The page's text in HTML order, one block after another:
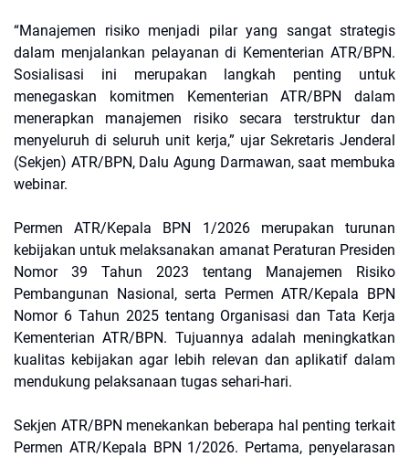
“Manajemen risiko menjadi pilar yang sangat strategis
dalam menjalankan pelayanan di Kementerian ATR/BPN.
Sosialisasi ini merupakan langkah penting untuk
menegaskan komitmen Kementerian ATR/BPN dalam
menerapkan manajemen risiko secara terstruktur dan
menyeluruh di seluruh unit kerja,” ujar Sekretaris Jenderal
(Sekjen) ATR/BPN, Dalu Agung Darmawan, saat membuka
webinar.
Permen ATR/Kepala BPN 1/2026 merupakan turunan
kebijakan untuk melaksanakan amanat Peraturan Presiden
Nomor 39 Tahun 2023 tentang Manajemen Risiko
Pembangunan Nasional, serta Permen ATR/Kepala BPN
Nomor 6 Tahun 2025 tentang Organisasi dan Tata Kerja
Kementerian ATR/BPN. Tujuannya adalah meningkatkan
kualitas kebijakan agar lebih relevan dan aplikatif dalam
mendukung pelaksanaan tugas sehari-hari.
Sekjen ATR/BPN menekankan beberapa hal penting terkait
Permen ATR/Kepala BPN 1/2026. Pertama, penyelarasan